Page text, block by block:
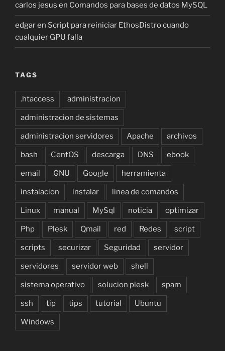
carlos jesus en Comandos para bases de datos MySQL
edgaren Script para reiniciar EthosDistro cuando
cualquier GPU falla
TAGS
.htaccess administracion
administracion de sistemas
administracion servidores Apache archivos
bash CentOS descarga DNS ebook
email GNU Google herramienta
instalacion instalar linea de comandos
Linux manual MySql noticia optimizar
Php Plesk Qmail red Redes script
scripts securizar Seguridad servidor
servidores servidor web shell
sistema operativo solucion plesk spam
ssh tip tips tutorial Ubuntu
Windows